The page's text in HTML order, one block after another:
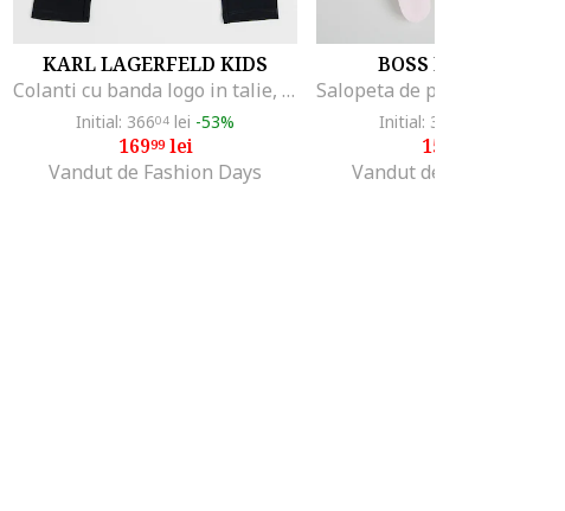
KARL LAGERFELD KIDS
Colanti cu banda logo in talie, Negru
Initial: 36604 lei -53%
16999lei
Vandut de Fashion Days
BOSS KIDSWEAR
Initial: 397
159
Vandut de Fashion Days